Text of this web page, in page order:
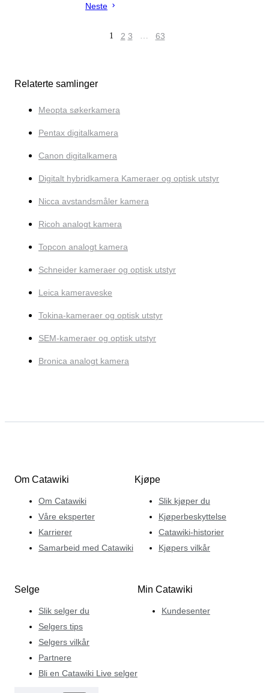
Neste
1 2 3 … 63
Relaterte samlinger
Meopta søkerkamera
Pentax digitalkamera
Canon digitalkamera
Digitalt hybridkamera Kameraer og optisk utstyr
Nicca avstandsmåler kamera
Ricoh analogt kamera
Topcon analogt kamera
Schneider kameraer og optisk utstyr
Leica kameraveske
Tokina-kameraer og optisk utstyr
SEM-kameraer og optisk utstyr
Bronica analogt kamera
Om Catawiki
Om Catawiki
Våre eksperter
Karrierer
Samarbeid med Catawiki
Kjøpe
Slik kjøper du
Kjøperbeskyttelse
Catawiki-historier
Kjøpers vilkår
Selge
Slik selger du
Selgers tips
Selgers vilkår
Partnere
Bli en Catawiki Live selger
Min Catawiki
Kundesenter